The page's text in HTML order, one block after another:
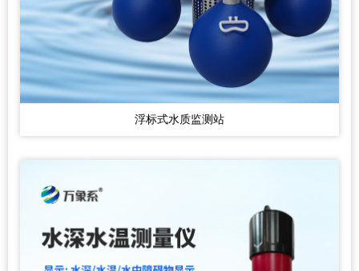
浮标式水质监测站